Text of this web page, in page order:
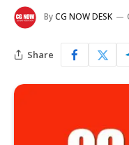
ByCG NOW DESK
Share